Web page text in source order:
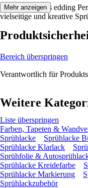
Festgezurrt: Das edding
vielseitige und kreative
Mehr anzeigen
Bereich überspringen
Verantwortlich für
Weitere
Liste überspringen
Farben, Tapeten &
Sprühlacke
Sprühlacke
Sprühlacke Klarlack
Sprühfolie &
Sprühlacke Kreidefarbe
Sprühlacke Markierung
Sprühlackzubehör